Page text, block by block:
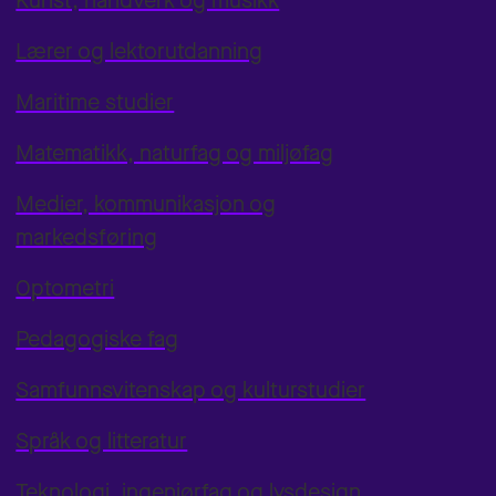
Lærer og lektorutdanning
Maritime studier
Matematikk, naturfag og miljøfag
Medier, kommunikasjon og
markedsføring
Optometri
Pedagogiske fag
Samfunnsvitenskap og kulturstudier
Språk og litteratur